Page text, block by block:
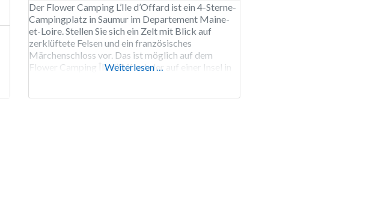
Der Flower Camping L’Ile d’Offard ist ein 4-Sterne-
Campingplatz in Saumur im Departement Maine-
et-Loire. Stellen Sie sich ein Zelt mit Blick auf
zerklüftete Felsen und ein französisches
Märchenschloss vor. Das ist möglich auf dem
Flower Camping Île d’Offard, der auf einer Insel in
Weiterlesen …